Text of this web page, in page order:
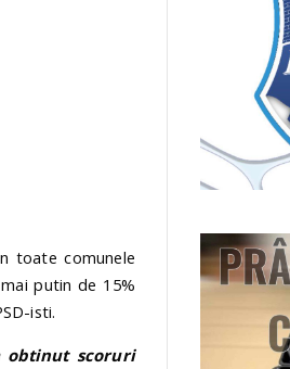
toate comunele
putin de 15%
isti.
obtinut scoruri